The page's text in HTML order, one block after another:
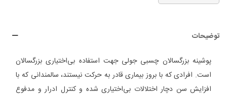
توضیحات
پوشینه بزرگسالان چسبی جولی جهت استفاده بی‌اختیاری بزرگسالان
است. افرادی که با بروز بیماری قادر به حرکت نیستند، سالمندانی که با
افزایش سن دچار اختلالات بی‌اختیاری شده و کنترل ادرار و مدفوع